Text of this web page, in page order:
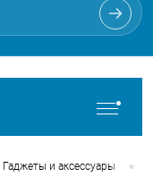
Гаджеты и аксессуары •